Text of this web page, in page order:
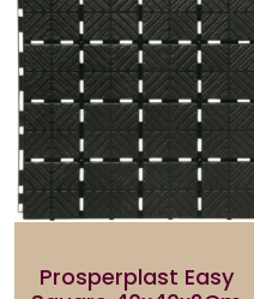
Prosperplast Easy